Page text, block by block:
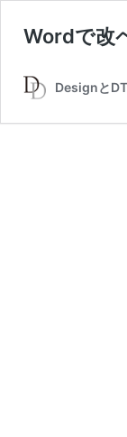
Wordで改
Designと